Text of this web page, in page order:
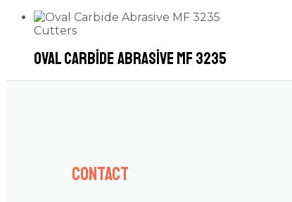
Cutters
Oval Carbide Abrasive MF 3235
Contact